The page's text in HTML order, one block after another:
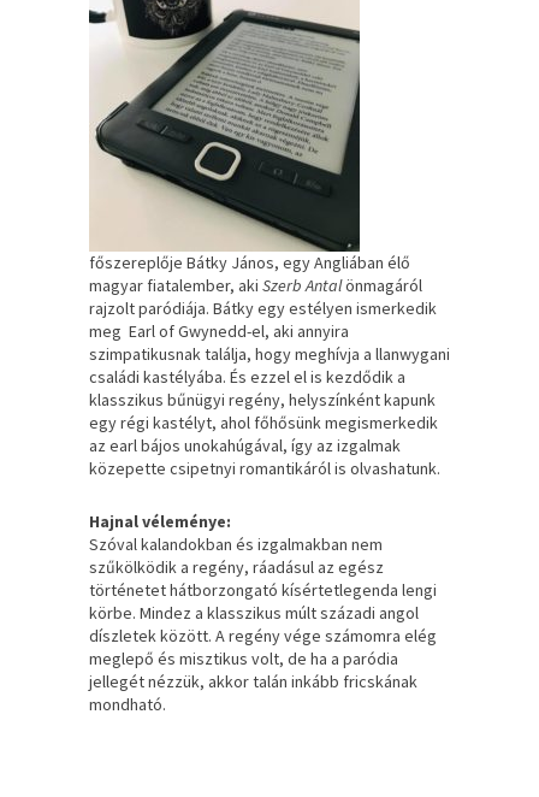
főszereplője Bátky János, egy Angliában élő
magyar fiatalember, aki Szerb Antalönmagáról
rajzolt paródiája. Bátky egy estélyen ismerkedik
meg Earl of Gwynedd-el, aki annyira
szimpatikusnak találja, hogy meghívja a llanwygani
családi kastélyába. És ezzel el is kezdődik a
klasszikus bűnügyi regény, helyszínként kapunk
egy régi kastélyt, ahol főhősünk megismerkedik
az earl bájos unokahúgával, így az izgalmak
közepette csipetnyi romantikáról is olvashatunk.
Hajnal véleménye:
Szóval kalandokban és izgalmakban nem
szűkölködik a regény, ráadásul az egész
történetet hátborzongató kísértetlegenda lengi
körbe. Mindez a klasszikus múlt századi angol
díszletek között. A regény vége számomra elég
meglepő és misztikus volt, de ha a paródia
jellegét nézzük, akkor talán inkább fricskának
mondható.